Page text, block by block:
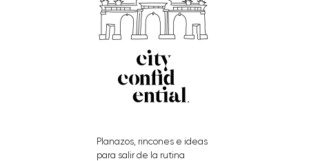
Planazos, rincones e ideas
para salir de la rutina